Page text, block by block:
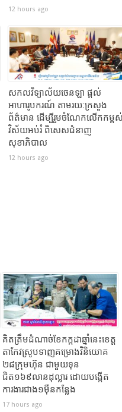
12 hours ago
សកលវិទ្យាល័យចេនឡា ផ្តល់
អាហារូបករណ៍ តាមរយៈក្រសួង
ព័ត៌មាន ដើម្បីរួមចំណែកលើកកម្ព
វិស័យអប់រំ ពិសេសជំនាញ
សុខាភិបាល
12 hours ago
គិតត្រឹមដំណាច់ខែកក្កដាឆ្នាំនេះខេត្ត
តាកែវស្រូបទាញគម្រោងវិនិយោគ
២៨ក្រុមហ៊ុន ជាមួយទុន
ជិត១៦៩លានដុល្លារ ដោយបង្កើត
ការងារជាង១ម៉ឺនកន្លែង
17 hours ago